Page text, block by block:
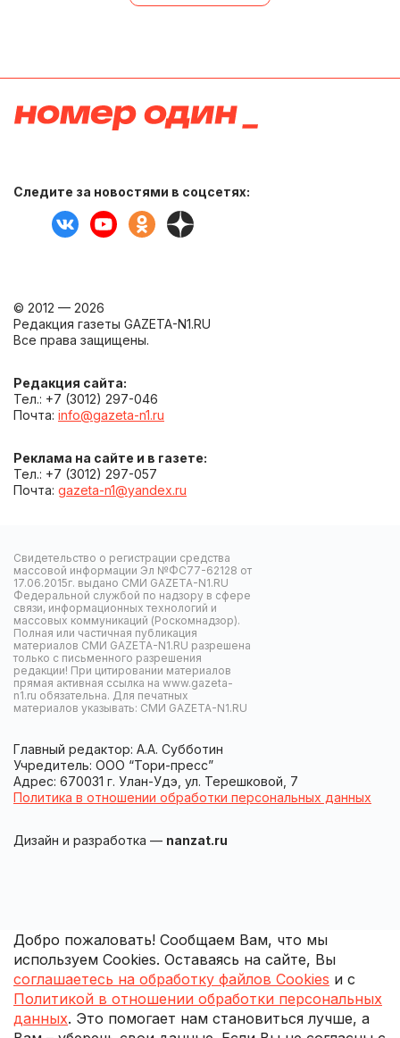
Следите за новостями в соцсетях:
© 2012 — 2026
Редакция газеты GAZETA-N1.RU
Все права защищены.
Редакция сайта:
Тел.: +7 (3012) 297-046
Почта: info@gazeta-n1.ru
Реклама на сайте и в газете:
Тел.: +7 (3012) 297-057
Почта: gazeta-n1@yandex.ru
Свидетельство о регистрации средства
массовой информации Эл №ФС77-62128 от
17.06.2015г. выдано СМИ GAZETA-N1.RU
Федеральной службой по надзору в сфере
связи, информационных технологий и
массовых коммуникаций (Роскомнадзор).
Полная или частичная публикация
материалов СМИ GAZETA-N1.RU разрешена
только с письменного разрешения
редакции! При цитировании материалов
прямая активная ссылка на www.gazeta-
n1.ru обязательна. Для печатных
материалов указывать: СМИ GAZETA-N1.RU
Главный редактор: А.А. Субботин
Учредитель: ООО “Тори-пресс”
Адрес: 670031 г. Улан-Удэ, ул. Терешковой, 7
Политика в отношении обработки персональных данных
Дизайн и разработка — nanzat.ru
Добро пожаловать! Сообщаем Вам, что мы
используем Cookies. Оставаясь на сайте, Вы
соглашаетесь на обработку файлов Cookies и с
Политикой в отношении обработки персональных
данных. Это помогает нам становиться лучше, а